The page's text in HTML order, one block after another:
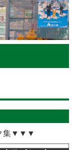
集▼▼▼